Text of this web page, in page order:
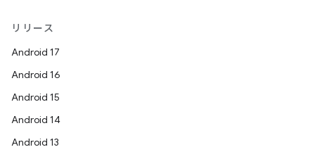
リリース
Android 17
Android 16
Android 15
Android 14
Android 13